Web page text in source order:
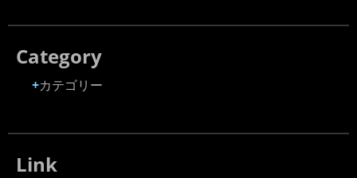
Category
カテゴリー
Link